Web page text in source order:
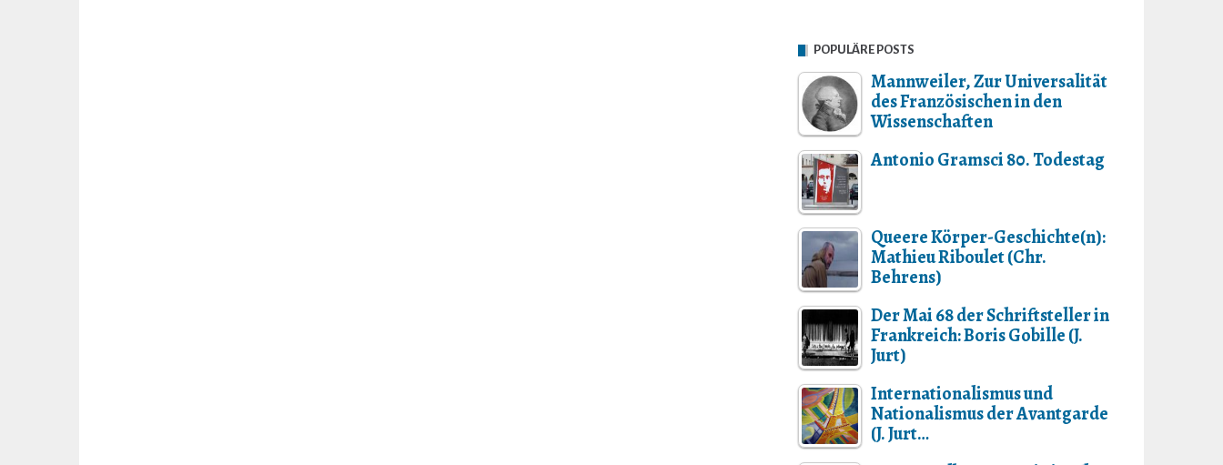
POPULÄRE POSTS
Mannweiler, Zur Universalität
des Französischen in den
Wissenschaften
Antonio Gramsci 80. Todestag
Queere Körper-Geschichte(n):
Mathieu Riboulet (Chr.
Behrens)
Der Mai 68 der Schriftsteller in
Frankreich: Boris Gobille (J.
Jurt)
Internationalismus und
Nationalismus der Avantgarde
(J. Jurt…